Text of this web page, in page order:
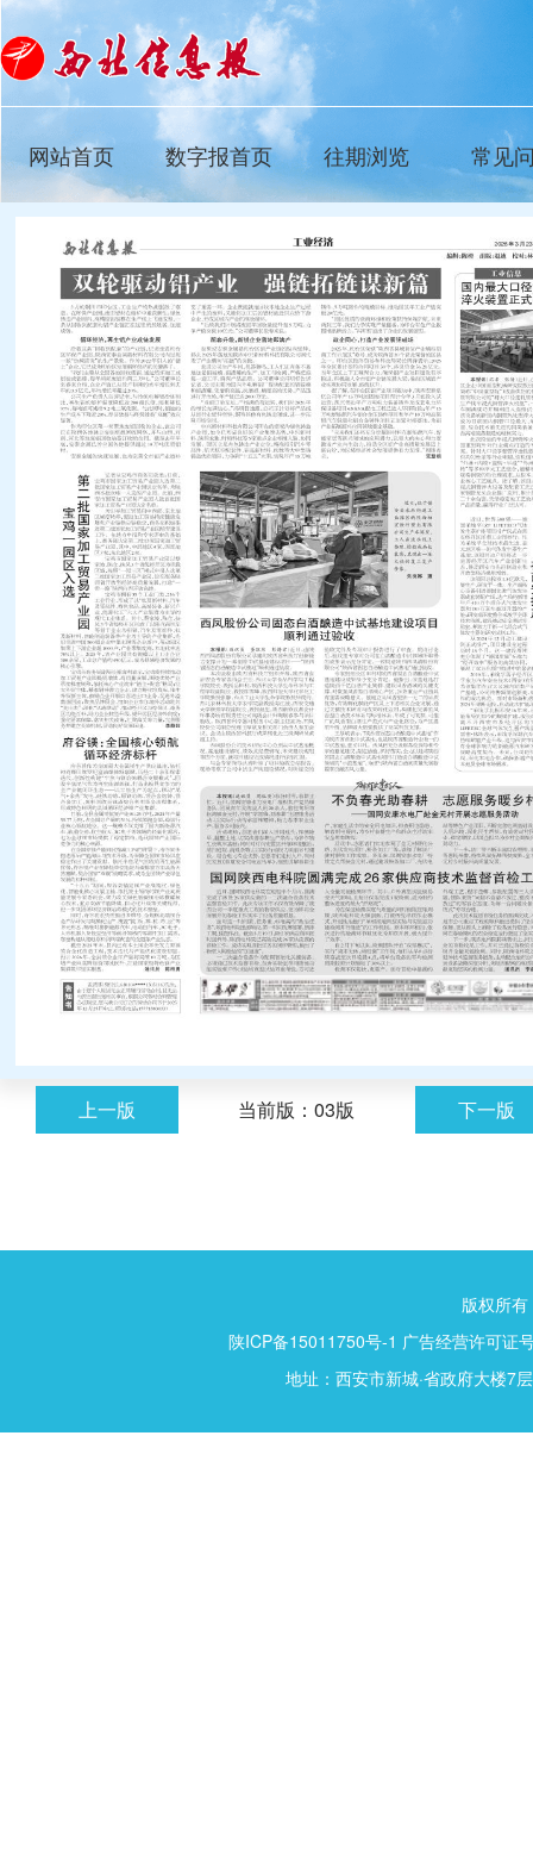
网站首页 数字报首页 往期浏览 常见
上一版 当前版：03版 下一版
版权所
陕ICP备15011750号-1 广告经营许可证
地址：西安市新城·省政府大楼7